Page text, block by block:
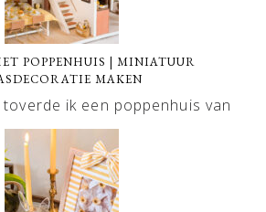
POPPENHUIS | MINIATUUR
MAKEN
ik een poppenhuis van